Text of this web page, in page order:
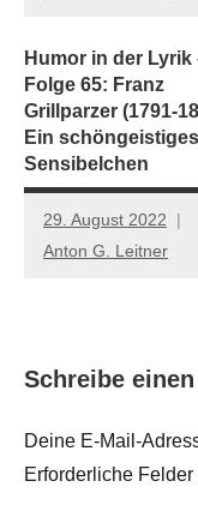
Humor in der Lyrik
Folge 65: Franz
Grillparzer (1791-
Ein schöngeistiges
Sensibelchen
29. August 2022
Anton G. Leitner
Schreibe
Deine E-Mail-
Erforderliche